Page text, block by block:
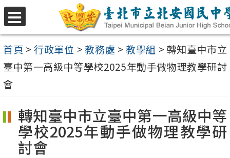
選
單
跳
至
主
要
內
區
首頁 > 行政單位 >教務處 > 教學組 > 轉知臺中市立
臺中第一高級中等學校2025年動手做物理教學研討
會
轉知臺中市立臺中第一高級中等
學校2025年動手做物理教學研
討會